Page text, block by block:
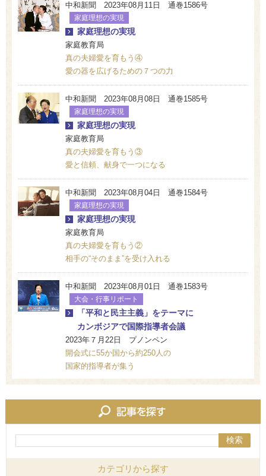
中和新聞 2023年08月11日 通巻1586号
家庭理想の実現
家庭理想の実現
家庭教育局
真の夫婦愛を育もう④
愛の器を広げるための７つの力
中和新聞 2023年08月08日 通巻1585号
家庭理想の実現
家庭理想の実現
家庭教育局
真の夫婦愛を育もう③
愛と信頼、献身で一つになる
中和新聞 2023年08月04日 通巻1584号
家庭理想の実現
家庭理想の実現
家庭教育局
真の夫婦愛を育もう②
相手の“そのまま”を受け入れる
中和新聞 2023年08月01日 通巻1583号
大会・行事リポート
「平和と民主主義」をテーマに
カンボジアで国際指導者会議
2023年７月22日 プノンペン
開会式に55か国から約250人の
国家的指導者が集う
検索
カテゴリから探す